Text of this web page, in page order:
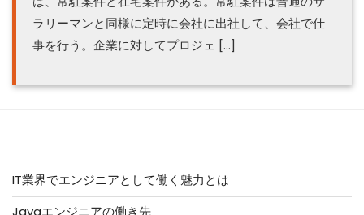
ラリーマンと同様に定時に会社に出社して、会社で仕
事を行う。企業に対してプロジェ […]
IT業界でエンジニアとして働く魅力とは